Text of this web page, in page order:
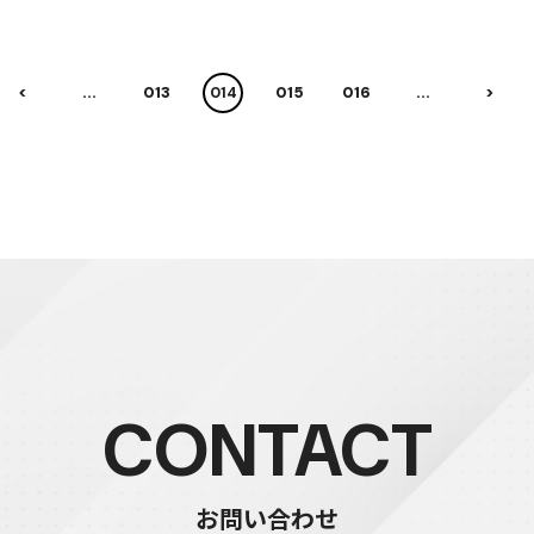
< ... 13 14 15 16 ... >
CONTACT
お問い合わせ